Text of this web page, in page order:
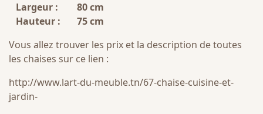
Largeur : 80 cm
Hauteur : 75 cm
Vous allez trouver les prix et la description de toutes
les chaises sur ce lien :
http://www.lart-du-meuble.tn/67-chaise-cuisine-et-
jardin-